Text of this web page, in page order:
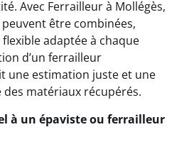
Avec Ferrailleur à Mollégès,
être combinées,
adaptée à chaque
d’un ferrailleur
une estimation juste et une
matériaux récupérés.
à un épaviste ou ferrailleur